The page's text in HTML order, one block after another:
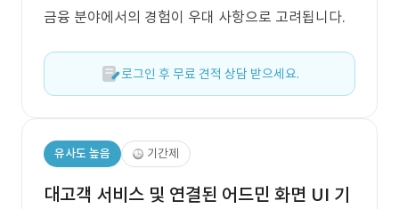
금융 분야에서의 경험이 우대 사항으로 고려됩니다.
로그인 후 무료 견적 상담 받으세요.
유사도 높음 기간제
대고객 서비스 및 연결된 어드민 화면 UI 기